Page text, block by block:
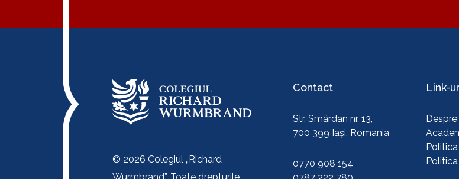
© 2026 Colegiul „Richard
Wurmbrand”. Toate drepturile
Contact
Str. Smârdan nr. 13,
700 399 Iași, Romania
0770 908 154
Link-
Despre